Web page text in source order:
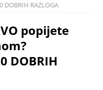
RAZLOGA
popijete
DOBRIH